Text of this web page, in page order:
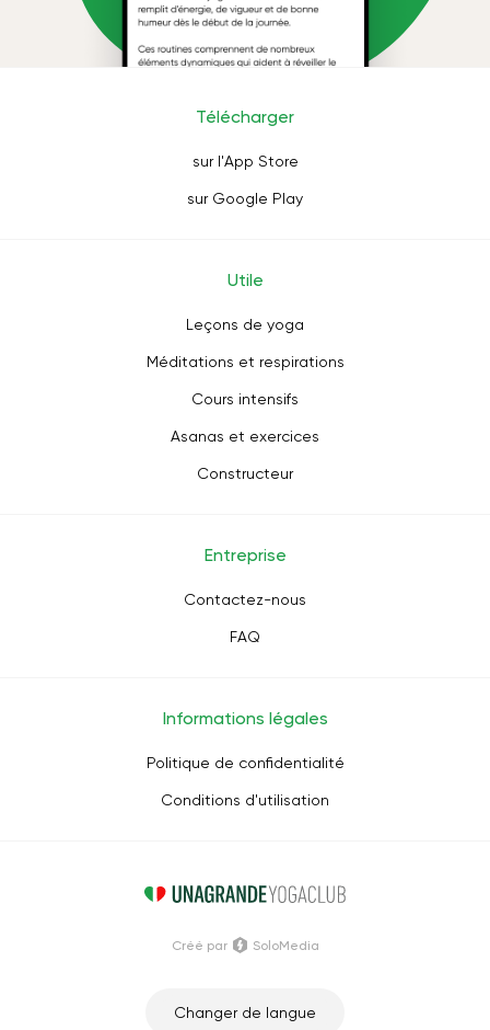
Télécharger
sur l'App Store
sur Google Play
Utile
Leçons de yoga
Méditations et respirations
Cours intensifs
Asanas et exercices
Constructeur
Entreprise
Contactez-nous
FAQ
Informations légales
Politique de confidentialité
Conditions d'utilisation
Changer de langue
Créé par SoloMedia